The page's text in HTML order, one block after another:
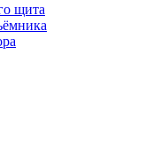
щита